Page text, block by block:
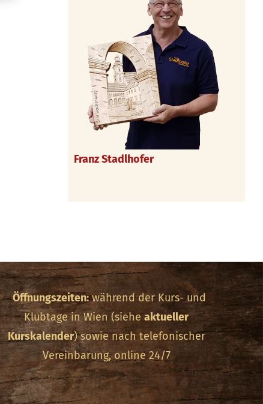
Franz Stadlhofer
Öffnungszeiten:während der Kurs- und
Klubtage in Wien (sieheaktueller
Kurskalender) sowie nach telefonischer
Vereinbarung, online 24/7